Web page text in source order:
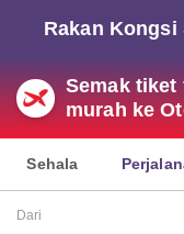
Rakan Kongsi
Semak tiket
murah ke
Sehala
Dari